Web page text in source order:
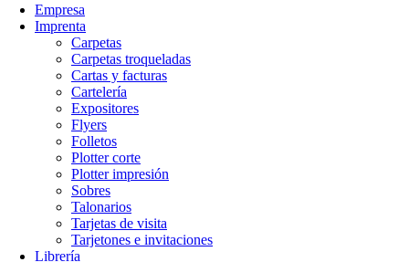
Empresa
Imprenta
Carpetas
Carpetas troqueladas
Cartas y facturas
Cartelería
Expositores
Flyers
Folletos
Plotter corte
Plotter impresión
Sobres
Talonarios
Tarjetas de visita
Tarjetones e invitaciones
Librería